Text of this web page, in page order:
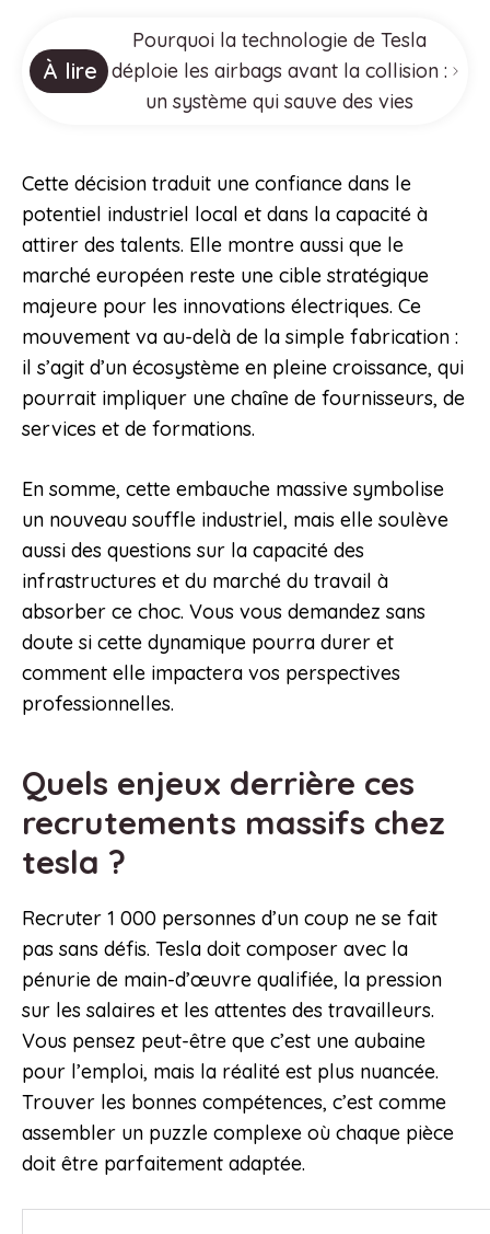
À lire
Pourquoi la technologie de Tesla
déploie les airbags avant la collision :
un système qui sauve des vies
Cette décision traduit une confiance dans le
potentiel industriel local et dans la capacité à
attirer des talents. Elle montre aussi que le
marché européen reste une cible stratégique
majeure pour les innovations électriques. Ce
mouvement va au-delà de la simple fabrication :
il s’agit d’un écosystème en pleine croissance, qui
pourrait impliquer une chaîne de fournisseurs, de
services et de formations.
En somme, cette embauche massive symbolise
un nouveau souffle industriel, mais elle soulève
aussi des questions sur la capacité des
infrastructures et du marché du travail à
absorber ce choc. Vous vous demandez sans
doute si cette dynamique pourra durer et
comment elle impactera vos perspectives
professionnelles.
Quels enjeux derrière ces
recrutements massifs chez
tesla ?
Recruter 1 000 personnes d’un coup ne se fait
pas sans défis. Tesla doit composer avec la
pénurie de main-d’œuvre qualifiée, la pression
sur les salaires et les attentes des travailleurs.
Vous pensez peut-être que c’est une aubaine
pour l’emploi, mais la réalité est plus nuancée.
Trouver les bonnes compétences, c’est comme
assembler un puzzle complexe où chaque pièce
doit être parfaitement adaptée.